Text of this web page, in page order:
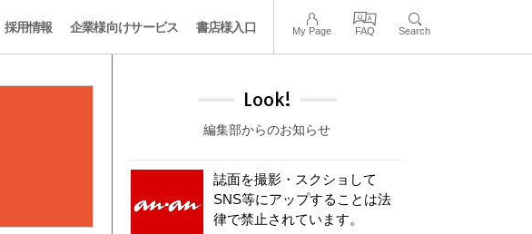
採用情報 企業様向けサービス 書店様入口 My Page FAQ Search
Look!
編集部からのお知らせ
誌面を撮影・スクショして
SNS等にアップすることは法
律で禁止されています。